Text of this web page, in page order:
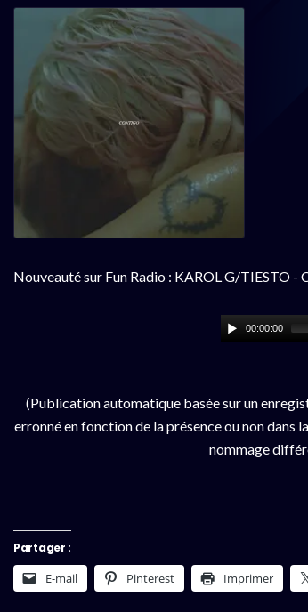
Nouveauté sur Fun Radio : KAROL G/TIESTO -
00:00:00
(Publication automatique basée sur un
erronné en fonction de la présence ou non dans
nommage
Partager :
E-mail Pinterest Imprimer